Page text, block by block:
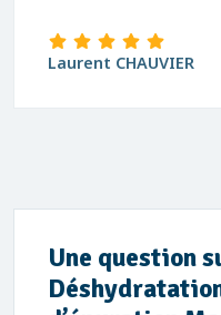
Laurent CHAUVIER
Une question